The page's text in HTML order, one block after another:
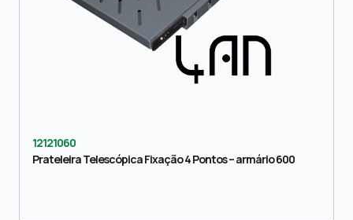
12121060
Prateleira Telescópica Fixação 4 Pontos – armário 600